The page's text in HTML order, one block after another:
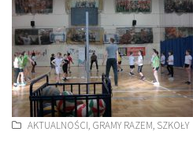
AKTUALNOŚCI, GRAMY RAZEM, SZKOŁY